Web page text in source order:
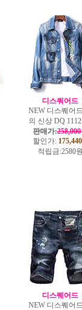
디스쿼어드
NEW 디스퀘어
의 신상 DQ
판매가:
할인가: 175,440
적립금:2580
디스퀘어드
NEW 디스퀘어